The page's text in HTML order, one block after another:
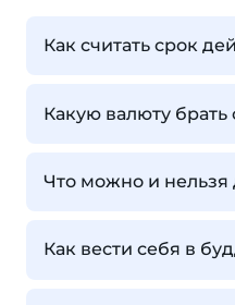
Как считать срок
Какую валюту брать
Что можно и нельзя
Как вести себя в